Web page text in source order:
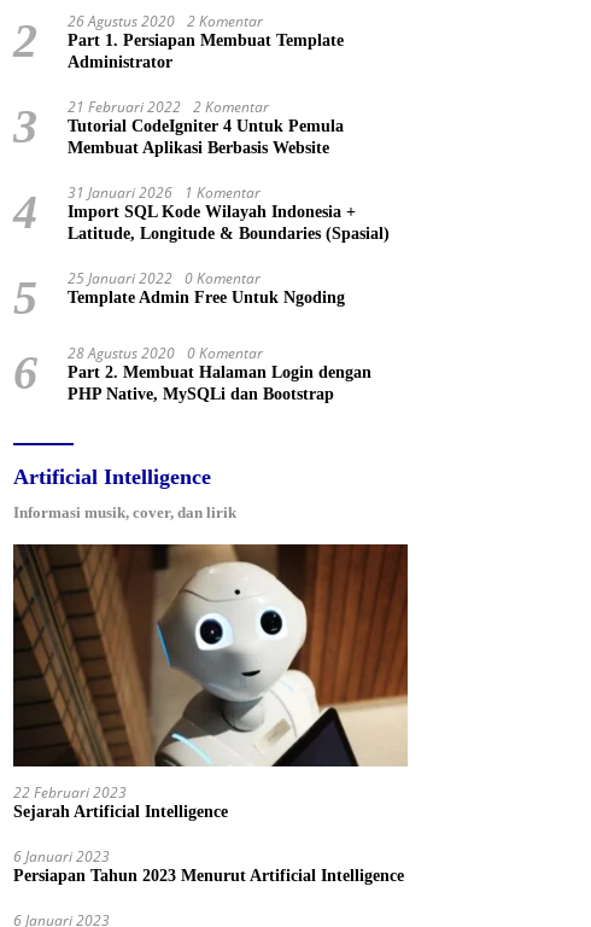
2 26 Agustus 2020 2 Komentar
Part 1. Persiapan Membuat Template
Administrator
3 21 Februari 2022 2 Komentar
Tutorial CodeIgniter 4 Untuk Pemula
Membuat Aplikasi Berbasis Website
4 31 Januari 2026 1 Komentar
Import SQL Kode Wilayah Indonesia +
Latitude, Longitude & Boundaries (Spasial)
5 25 Januari 2022 0 Komentar
Template Admin Free Untuk Ngoding
6 28 Agustus 2020 0 Komentar
Part 2. Membuat Halaman Login dengan
PHP Native, MySQLi dan Bootstrap
Artificial Intelligence
Informasi musik, cover, dan lirik
22 Februari 2023
Sejarah Artificial Intelligence
6 Januari 2023
Persiapan Tahun 2023 Menurut Artificial Intelligence
6 Januari 2023